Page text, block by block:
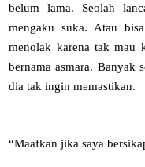
belum lama. Seolah
mengaku suka. Atau
menolak karena tak mau
bernama asmara. Banyak
dia tak ingin memastikan.
“Maafkan jika saya